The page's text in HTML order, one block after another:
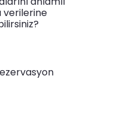
verilerine